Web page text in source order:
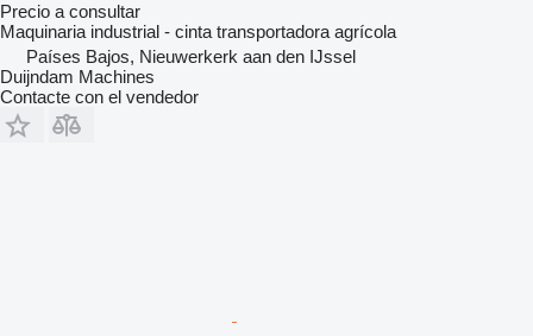
Precio a consultar
Maquinaria industrial - cinta transportadora agrícola
Países Bajos, Nieuwerkerk aan den IJssel
Duijndam Machines
Contacte con el vendedor